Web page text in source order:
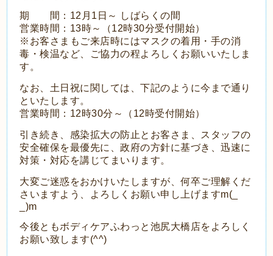
期 間：12月1日～ しばらくの間
営業時間：13時～（12時30分受付開始）
※お客さまもご来店時にはマスクの着用・手の消
毒・検温など、ご協力の程よろしくお願いいたしま
す。
なお、土日祝に関しては、下記のように今まで通り
といたします。
営業時間：12時30分～（12時受付開始）
引き続き、感染拡大の防止とお客さま、スタッフの
安全確保を最優先に、政府の方針に基づき、迅速に
対策・対応を講じてまいります。
大変ご迷惑をおかけいたしますが、何卒ご理解くだ
さいますよう、よろしくお願い申し上げますm(_
_)m
今後ともボディケアふわっと池尻大橋店をよろしく
お願い致します(^^)